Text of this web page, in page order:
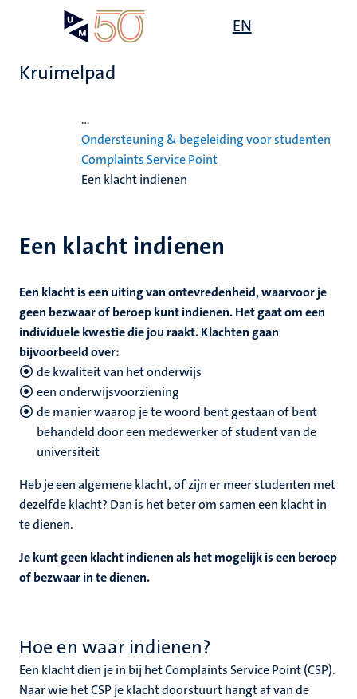
EN
Kruimelpad
...
Ondersteuning & begeleiding voor studenten
Complaints Service Point
Een klacht indienen
Een klacht indienen
Een klacht is een uiting van ontevredenheid, waarvoor je
geen bezwaar of beroep kunt indienen. Het gaat om een
individuele kwestie die jou raakt. Klachten gaan
bijvoorbeeld over:
de kwaliteit van het onderwijs
een onderwijsvoorziening
de manier waarop je te woord bent gestaan of bent
behandeld door een medewerker of student van de
universiteit
Heb je een algemene klacht, of zijn er meer studenten met
dezelfde klacht? Dan is het beter om samen een klacht in
te dienen.
Je kunt geen klacht indienen als het mogelijk is een beroep
of bezwaar in te dienen.
Hoe en waar indienen?
Een klacht dien je in bij het Complaints Service Point (CSP).
Naar wie het CSP je klacht doorstuurt hangt af van de